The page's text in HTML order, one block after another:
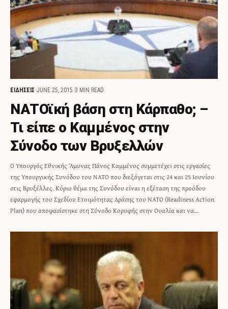
ΕΙΔΗΣΕΙΣ JUNE 25, 2015 3 MIN READ
ΝΑΤΟϊκή βάση στη Κάρπαθο; –
Τι είπε ο Καμμένος στην
Σύνοδο των Βρυξελλών
Ο Υπουργός Εθνικής Άμυνας Πάνος Καμμένος συμμετέχει στις εργασίες
της Υπουργικής Συνόδου του ΝΑΤΟ που διεξάγεται στις 24 και 25 Ιουνίου
στις Βρυξέλλες. Κύριο θέμα της Συνόδου είναι η εξέταση της προόδου
εφαρμογής του Σχεδίου Ετοιμότητας Δράσης του ΝΑΤΟ (Readiness Action
Plan) που αποφασίστηκε στη Σύνοδο Κορυφής στην Ουαλία και να…